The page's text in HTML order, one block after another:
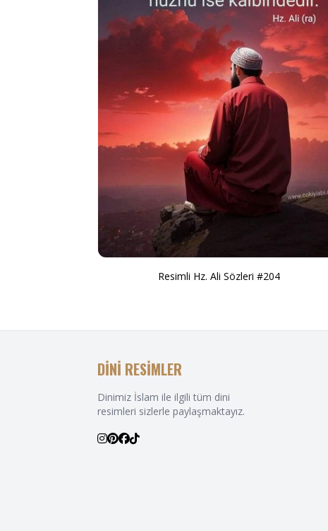
Resimli Hz. Ali Sözleri #204
DİNİ RESİMLER
Dinimiz İslam ile ilgili tüm dini
resimleri sizlerle paylaşmaktayız.